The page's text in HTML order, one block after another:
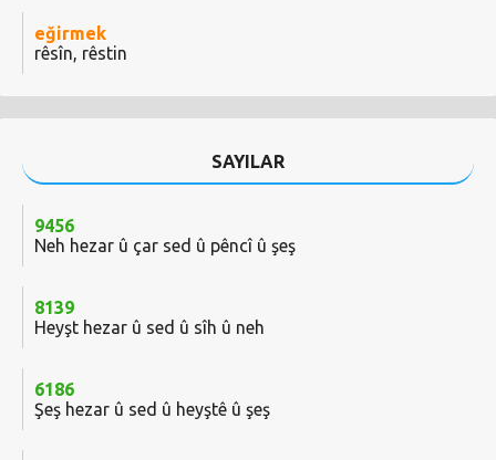
eğirmek
rêsîn, rêstin
SAYILAR
9456
Neh hezar û çar sed û pêncî û şeş
8139
Heyşt hezar û sed û sîh û neh
6186
Şeş hezar û sed û heyştê û şeş